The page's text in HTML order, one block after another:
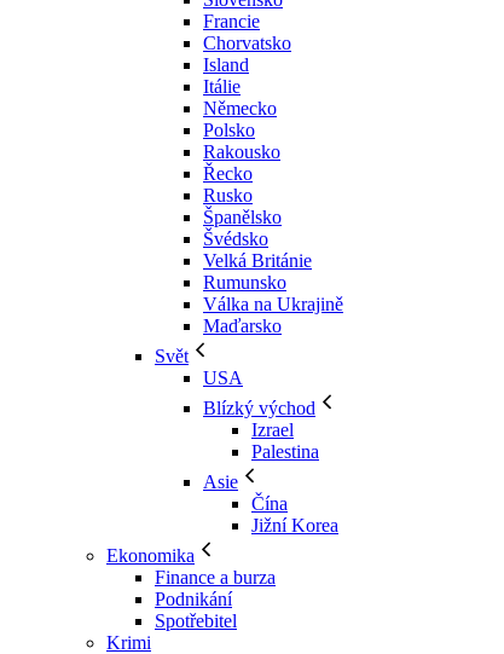
Francie
Chorvatsko
Island
Itálie
Německo
Polsko
Rakousko
Řecko
Rusko
Španělsko
Švédsko
Velká Británie
Rumunsko
Válka na Ukrajině
Maďarsko
Svět
USA
Blízký východ
Izrael
Palestina
Asie
Čína
Jižní Korea
Ekonomika
Finance a burza
Podnikání
Spotřebitel
Krimi